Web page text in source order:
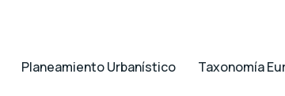
Planeamiento Urbanístico Taxonomía